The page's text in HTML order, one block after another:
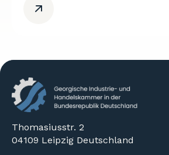
Thomasiusstr. 2
04109 Leipzig Deutschland